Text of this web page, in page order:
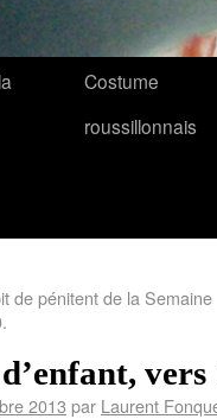
Costume
roussillonnais
de pénitent de la Semaine
vers
2013 par Laurent